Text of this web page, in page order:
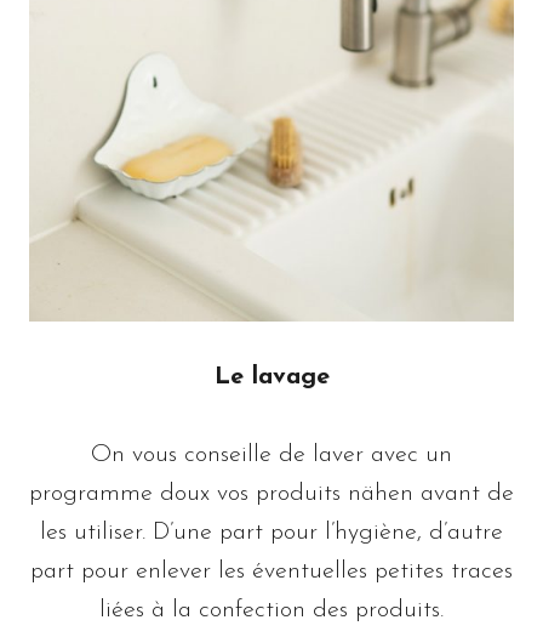
Le lavage
On vous conseille de laver avec un
programme doux vos produits nähen avant de
les utiliser. D’une part pour l’hygiène, d’autre
part pour enlever les éventuelles petites traces
liées à la confection des produits.